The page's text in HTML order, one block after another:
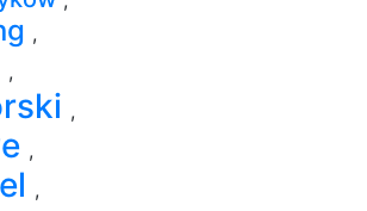
,
,
,
,
,